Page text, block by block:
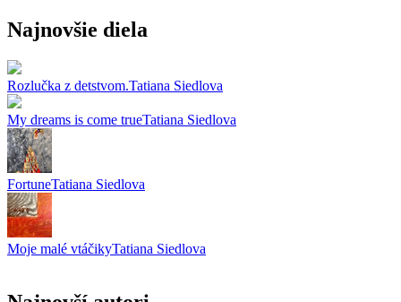
Najnovšie diela
Rozlučka z detstvom.Tatiana Siedlova
My dreams is come trueTatiana Siedlova
FortuneTatiana Siedlova
Moje malé vtáčikyTatiana Siedlova